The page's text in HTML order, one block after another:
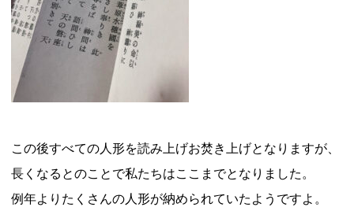
この後すべての人形を読み上げお焚き上げとなりますが、
長くなるとのことで私たちはここまでとなりました。
例年よりたくさんの人形が納められていたようですよ。